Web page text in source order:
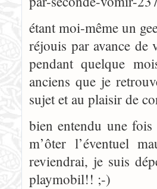
étant moi-même un
réjouis par avance
pendant quelque
anciens que je
sujet et au plaisir de
bien entendu une
m’ôter l’éventuel
reviendrai, je suis
playmobil!! ;-)